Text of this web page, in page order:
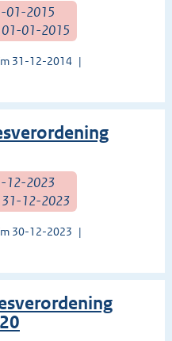
01-2015
01-01-2015
31-12-2014
12-2023
31-12-2023
30-12-2023